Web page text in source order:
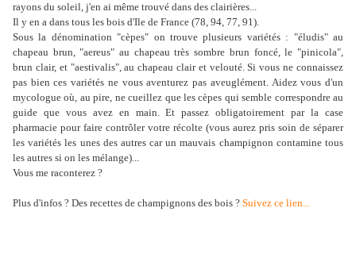
rayons du soleil, j'en ai même trouvé dans des clairières...
Il y en a dans tous les bois d'Ile de France (78, 94, 77, 91).
Sous la dénomination "cèpes" on trouve plusieurs variétés : "éludis" au
chapeau brun, "aereus" au chapeau très sombre brun foncé, le "pinicola",
brun clair, et "aestivalis", au chapeau clair et velouté. Si vous ne connaissez
pas bien ces variétés ne vous aventurez pas aveuglément. Aidez vous d'un
mycologue où, au pire, ne cueillez que les cèpes qui semble correspondre au
guide que vous avez en main. Et passez obligatoirement par la case
pharmacie pour faire contrôler votre récolte (vous aurez pris soin de séparer
les variétés les unes des autres car un mauvais champignon contamine tous
les autres si on les mélange)...
Vous me raconterez ?
Plus d'infos ? Des recettes de champignons des bois ? Suivez ce lien...